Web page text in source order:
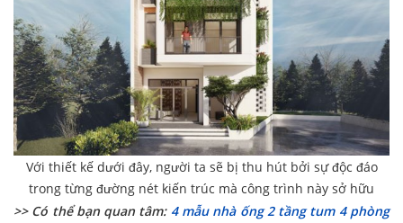
Với thiết kế dưới đây, người ta sẽ bị thu hút bởi sự độc đáo
trong từng đường nét kiến trúc mà công trình này sở hữu
>> Có thể bạn quan tâm: 4 mẫu nhà ống 2 tầng tum 4 phòng